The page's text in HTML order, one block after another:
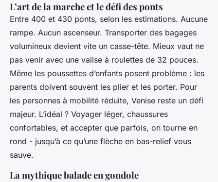
L’art de la marche et le défi des ponts
Entre 400 et 430 ponts, selon les estimations. Aucune
rampe. Aucun ascenseur. Transporter des bagages
volumineux devient vite un casse-tête. Mieux vaut ne
pas venir avec une valise à roulettes de 32 pouces.
Même les poussettes d’enfants posent problème : les
parents doivent souvent les plier et les porter. Pour
les personnes à mobilité réduite, Venise reste un défi
majeur. L’idéal ? Voyager léger, chaussures
confortables, et accepter que parfois, on tourne en
rond - jusqu’à ce qu’une flèche en bas-relief vous
sauve.
La mythique balade en gondole